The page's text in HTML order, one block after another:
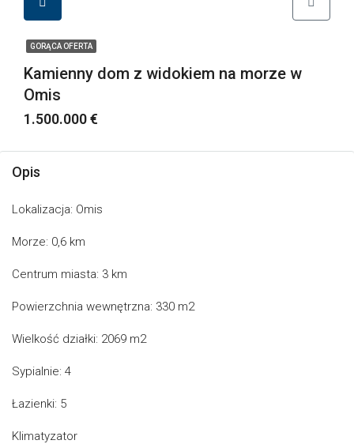
GORĄCA OFERTA
Kamienny dom z widokiem na morze w
Omis
1.500.000 €
Opis
Lokalizacja: Omis
Morze: 0,6 km
Centrum miasta: 3 km
Powierzchnia wewnętrzna: 330 m2
Wielkość działki: 2069 m2
Sypialnie: 4
Łazienki: 5
Klimatyzator